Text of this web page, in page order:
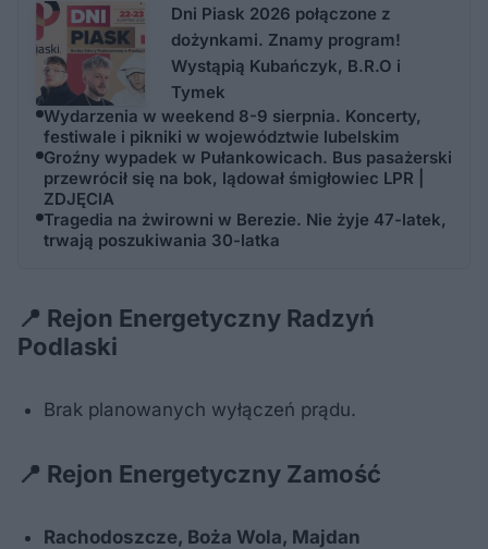
Dni Piask 2026 połączone z
dożynkami. Znamy program!
Wystąpią Kubańczyk, B.R.O i
Tymek
Wydarzenia w weekend 8-9 sierpnia. Koncerty,
festiwale i pikniki w województwie lubelskim
Groźny wypadek w Pułankowicach. Bus pasażerski
przewrócił się na bok, lądował śmigłowiec LPR |
ZDJĘCIA
Tragedia na żwirowni w Berezie. Nie żyje 47-latek,
trwają poszukiwania 30-latka
📍 Rejon Energetyczny Radzyń
Podlaski
Brak planowanych wyłączeń prądu.
📍 Rejon Energetyczny Zamość
Rachodoszcze, Boża Wola, Majdan